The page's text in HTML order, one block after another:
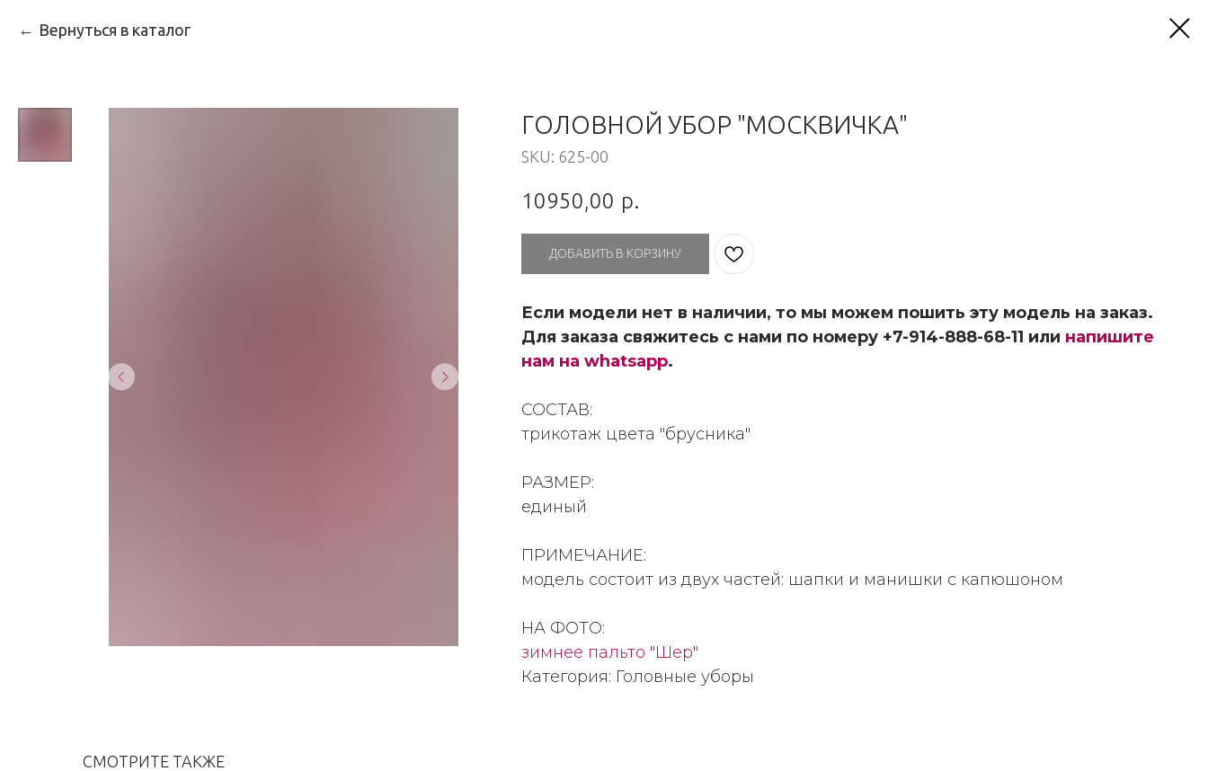
Вернуться в каталог
ГОЛОВНОЙ УБОР "МОСКВИЧКА"
SKU: 625-00
10950,00 р.
ДОБАВИТЬ В КОРЗИНУ
Если модели нет в наличии, то мы можем пошить эту модель на заказ.
Для заказа свяжитесь с нами по номеру +7-914-888-68-11 или напишите
нам на whatsapp.
СОСТАВ:
трикотаж цвета "брусника"
РАЗМЕР:
единый
ПРИМЕЧАНИЕ:
модель состоит из двух частей: шапки и манишки с капюшоном
НА ФОТО:
зимнее пальто "Шер"
Категория: Головные уборы
СМОТРИТЕ ТАКЖЕ